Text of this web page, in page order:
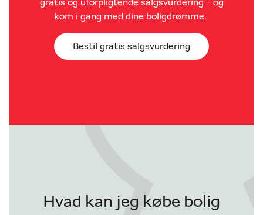
gratis og uforpligtende salgsvurdering - og
kom i gang med dine boligdrømme.
Bestil gratis salgsvurdering
Hvad kan jeg købe bolig